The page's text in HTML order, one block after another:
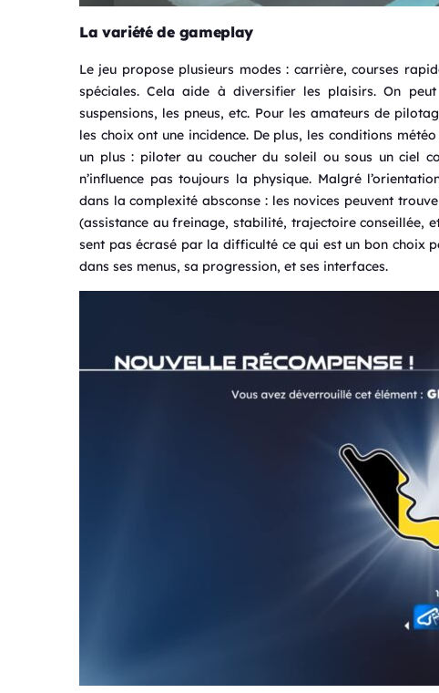
La variété de gameplay
Le jeu propose plusieurs modes : carrière, courses
spéciales. Cela aide à diversifier les plaisirs. On
suspensions, les pneus, etc. Pour les amateurs de
les choix ont une incidence. De plus, les conditions
un plus : piloter au coucher du soleil ou sous un ciel
n’influence pas toujours la physique. Malgré
dans la complexité absconse : les novices peuvent
(assistance au freinage, stabilité, trajectoire conseillée,
sent pas écrasé par la difficulté ce qui est un bon choix
dans ses menus, sa progression, et ses interfaces.